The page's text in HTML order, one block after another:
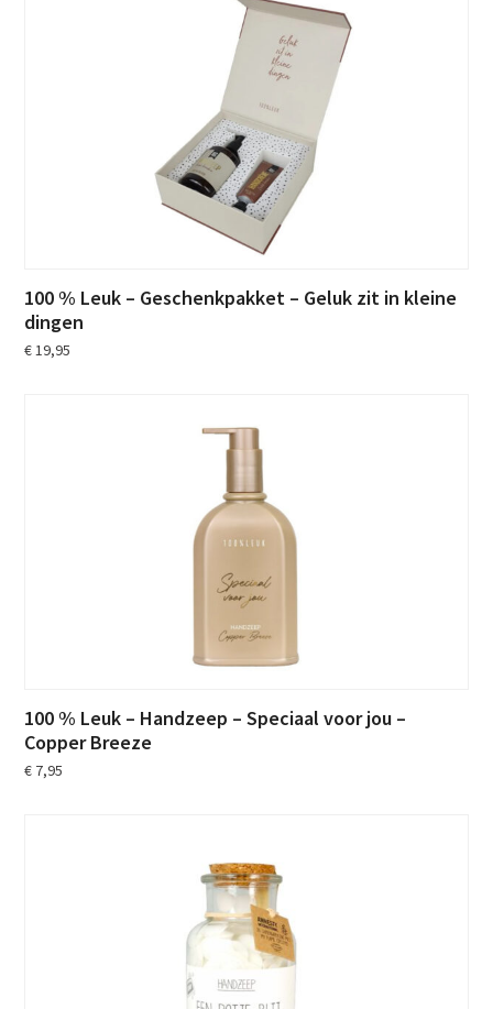
100 % Leuk – Geschenkpakket – Geluk zit in kleine
dingen
€19,95
100 % Leuk – Handzeep – Speciaal voor jou –
Copper Breeze
€ 7,95